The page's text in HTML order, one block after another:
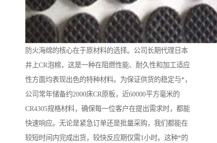
防火海绵的核心在于原材料的选择。公司长期代理日本
井上CR泡棉，这是一种在阻燃性能、耐久性和加工适应
性方面均表现出色的特种材料。为保证供货的稳定与*，
公司常年储备约2000床CR原板，近60000平方毫米的
CR4305规格材料，确保每一位客户在提出需求时，都能
快速响应。无论是紧急订单还是批量采购，我们都能在
较短时间内完成出货，较快反应期仅需1小时。这种*的